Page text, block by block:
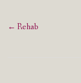
Post
← Rehab